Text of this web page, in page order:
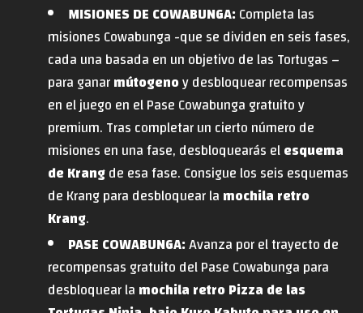
MISIONES DE COWABUNGA:Completa las
misiones Cowabunga -que se dividen en seis fases,
cada una basada en un objetivo de las Tortugas –
para ganarmútogenoy desbloquear recompensas
en el juego en el Pase Cowabunga gratuito y
premium. Tras completar un cierto número de
misiones en una fase, desbloquearás elesquema
de Krangde esa fase. Consigue los seis esquemas
de Krang para desbloquear lamochila retro
Krang.
PASE COWABUNGA:Avanza por el trayecto de
recompensas gratuito del Pase Cowabunga para
desbloquear lamochila retro Pizza de las